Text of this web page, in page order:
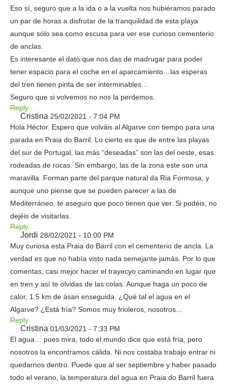
Eso sí, seguro que a la ida o a la vuelta nos hubiéramos parado
un par de horas a disfrutar de la tranquilidad de esta playa
aunque sólo sea como escusa para ver ese curioso cementerio
de anclas.
Es interesante el dato que nos das de madrugar para poder
tener espacio para el coche en el aparcamiento…las esperas
del tren tienen pinta de ser interminables…
Seguro que si volvemos no nos la perdemos.
Reply
Cristina 25/02/2021 - 7:04 PM
Hola Héctor. Espero que volváis al Algarve con tiempo para una
parada en Praia do Barril. Lo cierto es que de entre las playas
del sur de Portugal, las más “deseadas” son las del oeste, esas
rodeadas de rocas. Sin embargo, las de la zona este son una
maravilla. Forman parte del parque natural da Ria Formosa, y
aunque uno piense que se pueden parecer a las de
Mediterráneo, te aseguro que poco tienen que ver. Si podéis, no
dejéis de visitarlas.
Reply
Jordi 28/02/2021 - 10:00 PM
Muy curiosa esta Praia do Barril con el cementerio de ancla. La
verdad es que no había visto nada semejante jamás. Por lo que
comentas, casi mejor hacer el trayecyo caminando en lugar que
en tren y así te olvidas de las colas. Aunque haga un poco de
calor, 1.5 km de àsan enseguida. ¿Qué tal el agua en el
Algarve? ¿Está fría? Somos muy frioleros, nosotros…
Reply
Cristina 01/03/2021 - 7:33 PM
El agua… pues mira, todo el mundo dice que está fría, pero
nosotros la encontramos cálida. Ni nos costaba trabajo entrar ni
quedarnos dentro. Puede que al ser septiembre y haber pasado
todo el verano, la temperatura del agua en Praia do Barril fuera